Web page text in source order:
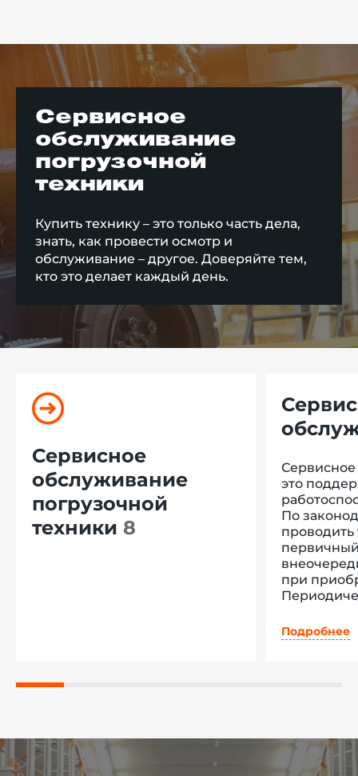
Сервисное
обслуживание
погрузочной
техники
Купить технику – это только часть дела,
знать, как провести осмотр и
обслуживание – другое. Доверяйте тем,
кто это делает каждый день.
Сервисное
обслуживание
погрузочной
техники 8
это
По
проводить
при
Подробнее